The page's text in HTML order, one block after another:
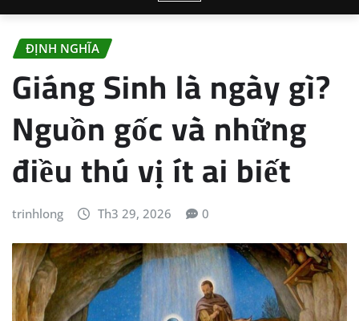
ĐỊNH NGHĨA
Giáng Sinh là ngày gì?
Nguồn gốc và những
điều thú vị ít ai biết
trinhlong Th3 29, 2026 0